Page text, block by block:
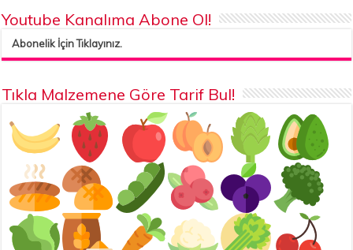
Youtube Kanalıma Abone Ol!
Abonelik İçin Tıklayınız.
Tıkla Malzemene Göre Tarif Bul!